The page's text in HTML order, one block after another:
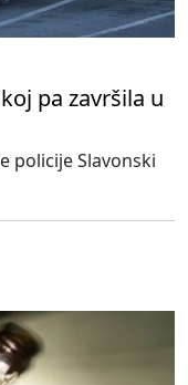
pa završila u
policije Slavonski